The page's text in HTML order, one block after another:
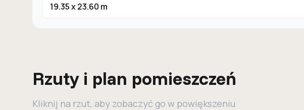
19.35 x 23.60 m
Rzuty i plan pomieszczeń
Kliknij na rzut, aby zobaczyć go w powiększeniu